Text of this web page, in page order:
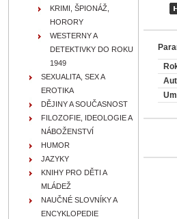
KRIMI, ŠPIONÁŽ,
HORORY
WESTERNY A
DETEKTIVKY DO ROKU
1949
SEXUALITA, SEX A
EROTIKA
DĚJINY A SOUČASNOST
FILOZOFIE, IDEOLOGIE A
NÁBOŽENSTVÍ
HUMOR
JAZYKY
KNIHY PRO DĚTI A
MLÁDEŽ
NAUČNÉ SLOVNÍKY A
ENCYKLOPEDIE